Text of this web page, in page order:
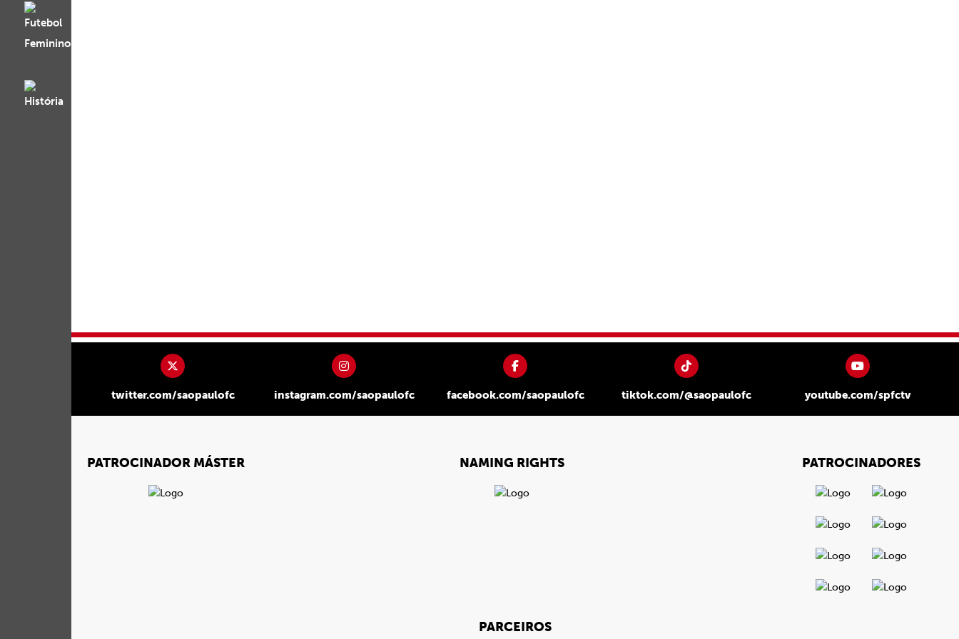
twitter.com/saopaulofc instagram.com/saopaulofc facebook.com/saopaulofc tiktok.com/@saopaulofc youtube.com/spfctv
PATROCINADOR MÁSTER NAMING RIGHTS PATROCINADORES
PARCEIROS